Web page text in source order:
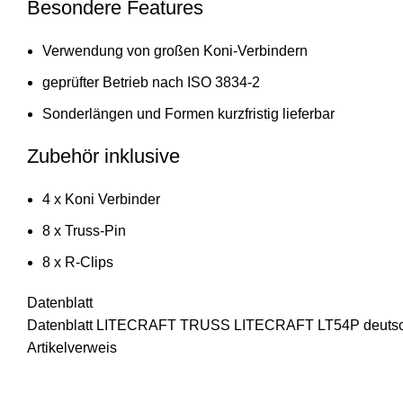
Besondere Features
Verwendung von großen Koni-Verbindern
geprüfter Betrieb nach ISO 3834-2
Sonderlängen und Formen kurzfristig lieferbar
Zubehör inklusive
4 x Koni Verbinder
8 x Truss-Pin
8 x R-Clips
Datenblatt
Datenblatt LITECRAFT TRUSS LITECRAFT LT54P
Artikelverweis